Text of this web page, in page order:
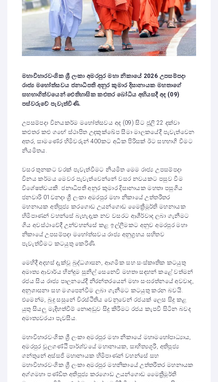
මහාවිහාරවංශික ශ්‍රී ලංකා අමරපුර මහා නිකායේ 2026 උපසම්පදා
රාජ්‍ය මහෝත්සවය ජනාධිපති අනුර කුමාර දිසානායක මහතාගේ
සහභාගිත්වයෙන් ඓතිහාසික කළුතර බෝධිය අභියසදී අද (09)
පස්වරුවේ පැවැත්විණි.
උපසම්පදා විනයකර්ම මහෝත්සවය අද (09) සිට ජූලි 22 දක්වා
කළුතර කළු ගඟේ ස්ථාපිත උදකුක්ඛේප සීමා මාලකයේදී පැවැත්වෙන
අතර, සාමණේර හිමිවරුන් 400කට අධික පිරිසක් ඊට සහභාගි වීමට
නියමිතය.
වසර තුනකට වරක් පැවැත්වීමට නියමිත මෙම රාජ්‍ය උපසම්පදා
විනය කර්මය මෙවර පැවැත්වෙන්නේ වසර නවයකට පසුව වීම
විශේෂත්වයකි. ජනාධිපති අනුර කුමාර දිසානායක මහතා පසුගිය
ජනවාරි 01වනදා ශ්‍රී ලංකා අමරපුර මහා නිකායේ උත්තරීතර
මහනායක අතිපූජ්‍ය කරගොඩ උයන්ගොඩ මෛත්‍රීමූර්ති මහනායක
හිමිපාණන් වහන්සේ බැහැදැක නව වසරට ආශීර්වාද ලබා ගැනීමට
ගිය අවස්ථාවේදී උන්වහන්සේ කළ ඉල්ලීමකට අනුව අමරපුර මහා
නිකායේ උපසම්පදා මහෝත්සවය රාජ්‍ය අනුග්‍රහය සහිතව
පැවැත්වීමට කටයුතු කෙරිණි.
මෙහිදී අදහස් දැක්වූ බුද්ධශාසන, ආගමික සහ සංස්කෘතික කටයුතු
අමාත්‍ය ආචාර්ය හින්දුම සුනිල් සෙනෙවි මහතා සඳහන් කළේ වත්මන්
රජය සිය රාජ්‍ය පාලනයේදී නිරන්තරයෙන් මහා සංඝරත්නයේ අවවාද,
අනුශාසනා සහ මගපෙන්වීම ලබා ගැනීමට කටයුතු කරන බවයි.
එමෙන්ම, බුදු සසුනේ චිරස්ථිතිය වෙනුවෙන් රජයක් ලෙස සිදු කළ
යුතු සියලු මැදිහත්වීම් නොඅඩුව සිදු කිරීමට රජය කැපවී සිටින බවද
අමාත්‍යවරයා පැවසීය.
මහාවිහාරවංශික ශ්‍රී ලංකා අමරපුර මහා නිකායේ මහාමහෝපාධ්‍යාය,
අමරපුර චූලගණ්ඨි පාර්ශ්වයේ මහානායක, සාහිත්‍යශූරී, අතිපූජ්‍ය
ගන්තුනේ අස්සජි මහානායක හිමිපාණන් වහන්සේ සහ
මහාවිහාරවංශික ශ්‍රී ලංකා අමරපුර මහනිකායේ උත්තරීතර මහනායක
අග්ගමහා පණ්ඩිත අතිපූජ්‍ය කරගොඩ උයන්ගොඩ මෛත්‍රීමූර්ති